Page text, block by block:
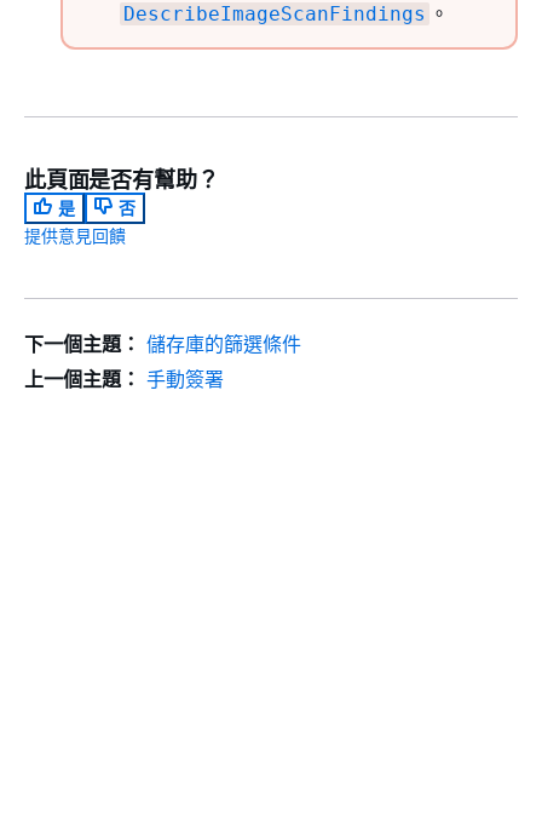
DescribeImageScanFindings 。
此頁面是否有幫助？
是
否
提供意見回饋
下一個主題： 儲存庫的篩選條件
上一個主題： 手動簽署